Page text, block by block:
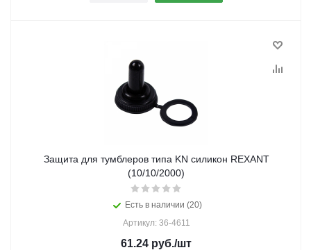
Защита для тумблеров типа KN силикон REXANT
(10/10/2000)
Есть в наличии (20)
Артикул: 36-4611
61.24 руб./шт